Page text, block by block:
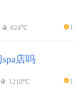
624℃ 1
店吗
1210℃ 1